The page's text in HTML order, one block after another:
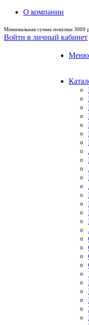
О компании
Минимальная сумма покупки 3000
Войти в личный кабинет
Меню